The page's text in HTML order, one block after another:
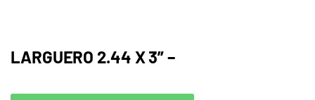
LARGUERO 2.44 X 3” –